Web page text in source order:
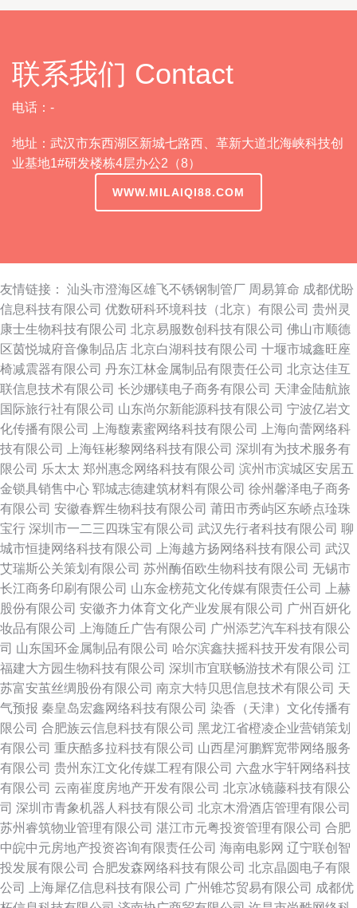
联系我们 Contact
电话：-
地址：武汉市东西湖区新城七路西、革新大道北海峡科技创
业基地1#研发楼栋4层办公2（8）
WWW.MILAIQI88.COM
友情链接： 汕头市澄海区雄飞不锈钢制管厂 周易算命 成都优盼
信息科技有限公司 优数研科环境科技（北京）有限公司 贵州灵
康士生物科技有限公司 北京易服数创科技有限公司 佛山市顺德
区茵悦城府音像制品店 北京白湖科技有限公司 十堰市城鑫旺座
椅减震器有限公司 丹东江林金属制品有限责任公司 北京达佳互
联信息技术有限公司 长沙娜镁电子商务有限公司 天津金陆航旅
国际旅行社有限公司 山东尚尔新能源科技有限公司 宁波亿岩文
化传播有限公司
上海馥素蜜网络科技有限公司
上海向蕾网络科
技有限公司
上海钰彬黎网络科技有限公司 深圳有为技术服务有
限公司 乐太太 郑州惠念网络科技有限公司 滨州市滨城区安居五
金锁具销售中心 郓城志德建筑材料有限公司 徐州馨泽电子商务
有限公司 安徽春辉生物科技有限公司 莆田市秀屿区东峤点琻珠
宝行 深圳市一二三四珠宝有限公司 武汉先行者科技有限公司 聊
城市恒捷网络科技有限公司
上海越方扬网络科技有限公司 武汉
艾瑞斯公关策划有限公司 苏州酶佰欧生物科技有限公司 无锡市
长江商务印刷有限公司 山东金榜苑文化传媒有限责任公司
上赫
股份有限公司 安徽齐力体育文化产业发展有限公司 广州百妍化
妆品有限公司
上海随丘广告有限公司 广州添艺汽车科技有限公
司 山东国环金属制品有限公司 哈尔滨鑫扶摇科技开发有限公司
福建大方园生物科技有限公司 深圳市宜联畅游技术有限公司 江
苏富安茧丝绸股份有限公司 南京大特贝思信息技术有限公司 天
气预报 秦皇岛宏鑫网络科技有限公司 染香（天津）文化传播有
限公司 合肥族云信息科技有限公司 黑龙江省橙凌企业营销策划
有限公司 重庆酷多拉科技有限公司 山西星河鹏辉宽带网络服务
有限公司 贵州东江文化传媒工程有限公司 六盘水宇轩网络科技
有限公司 云南崔度房地产开发有限公司 北京冰镜藤科技有限公
司 深圳市青象机器人科技有限公司 北京木滑酒店管理有限公司
苏州睿筑物业管理有限公司 湛江市元粤投资管理有限公司 合肥
中皖中元房地产投资咨询有限责任公司 海南电影网 辽宁联创智
投发展有限公司 合肥发森网络科技有限公司 北京晶圆电子有限
公司
上海犀亿信息科技有限公司 广州锥芯贸易有限公司 成都优